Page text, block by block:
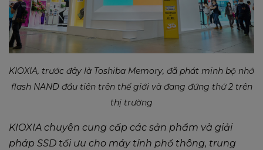
KIOXIA, trước đây là Toshiba Memory, đã phát minh bộ nhớ
flash NAND đầu tiên trên thế giới và đang đứng thứ 2 trên
thị trường
KIOXIA chuyên cung cấp các sản phẩm và giải
pháp SSD tối ưu cho máy tính phổ thông, trung